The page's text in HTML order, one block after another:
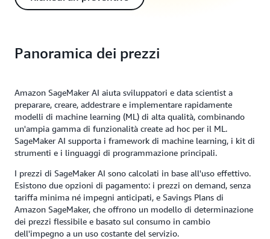
Panoramica dei prezzi
Amazon SageMaker AI aiuta sviluppatori e data scientist a
preparare, creare, addestrare e implementare rapidamente
modelli di machine learning (ML) di alta qualità, combinando
un'ampia gamma di funzionalità create ad hoc per il ML.
SageMaker AI supporta i framework di machine learning, i kit di
strumenti e i linguaggi di programmazione principali.
I prezzi di SageMaker AI sono calcolati in base all'uso effettivo.
Esistono due opzioni di pagamento: i prezzi on demand, senza
tariffa minima né impegni anticipati, e Savings Plans di
Amazon SageMaker, che offrono un modello di determinazione
dei prezzi flessibile e basato sul consumo in cambio
dell'impegno a un uso costante del servizio.